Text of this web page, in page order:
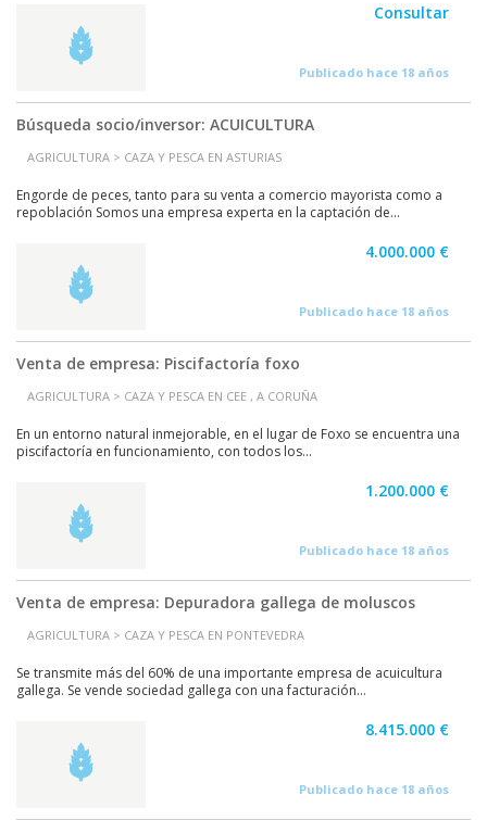
Consultar
Publicado hace 18 años
Búsqueda socio/inversor: ACUICULTURA
AGRICULTURA > CAZA Y PESCA EN ASTURIAS
Engorde de peces, tanto para su venta a comercio mayorista como a
repoblación Somos una empresa experta en la captación de...
4.000.000 €
Publicado hace 18 años
Venta de empresa: Piscifactoría foxo
AGRICULTURA > CAZA Y PESCA EN CEE , A CORUÑA
En un entorno natural inmejorable, en el lugar de Foxo se encuentra una
piscifactoría en funcionamiento, con todos los...
1.200.000 €
Publicado hace 18 años
Venta de empresa: Depuradora gallega de moluscos
AGRICULTURA > CAZA Y PESCA EN PONTEVEDRA
Se transmite más del 60% de una importante empresa de acuicultura
gallega. Se vende sociedad gallega con una facturación...
8.415.000 €
Publicado hace 18 años